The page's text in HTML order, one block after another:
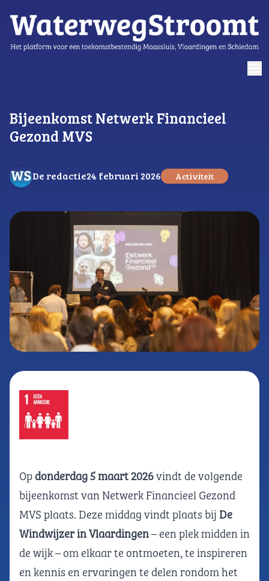
Bijeenkomst Netwerk Financieel
Gezond MVS
De redactie24 februari 2026 Activiteit
Opdonderdag 5 maart 2026vindt de volgende
bijeenkomst van Netwerk Financieel Gezond
MVS plaats. Deze middag vindt plaats bij De
Windwijzer in Vlaardingen– een plek midden in
de wijk – om elkaar te ontmoeten, te inspireren
en kennis en ervaringen te delen rondom het